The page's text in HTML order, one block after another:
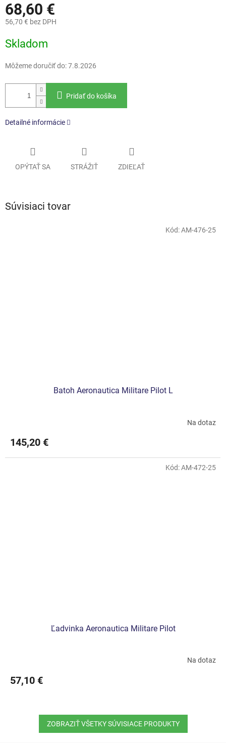
68,60 €
56,70 € bez DPH
cena:
Skladom
Môžeme doručiť do:7.8.2026
Pridať do košíka
Detailné informácie
OPÝTAŤ SA STRÁŽIŤ ZDIEĽAŤ
Súvisiaci tovar
Batoh Aeronautica Militare Pilot L
Na dotaz
145,20 €
Kód:AM-476-25
Ľadvinka Aeronautica Militare Pilot
Na dotaz
57,10 €
Kód:AM-472-25
ZOBRAZIŤ VŠETKY SÚVISIACE PRODUKTY